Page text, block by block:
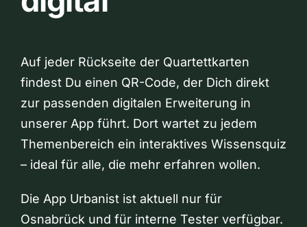
Auf jeder Rückseite der Quartettkarten
findest Du einen QR-Code, der Dich direkt
zur passenden digitalen Erweiterung in
unserer App führt. Dort wartet zu jedem
Themenbereich ein interaktives Wissensquiz
– ideal für alle, die mehr erfahren wollen.
Die App Urbanist ist aktuell nur für
Osnabrück und für interne Tester verfügbar.